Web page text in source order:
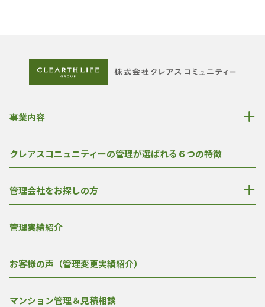
事業内容
クレアスコニュニティーの管理が選ばれる６つの特徴
管理会社をお探しの方
管理実績紹介
お客様の声（管理変更実績紹介）
マンション管理＆見積相談